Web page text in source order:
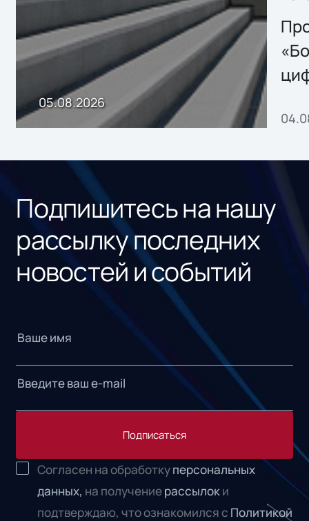
Storage 2.x для
хранения данных
05.08.2026
Подпишитесь на нашу
рассылку последних
новостей и событий
Подписаться
Согласен на обработкуперсональных
данных, на получениерассылоки
подтверждаю, что ознакомился с Политикой